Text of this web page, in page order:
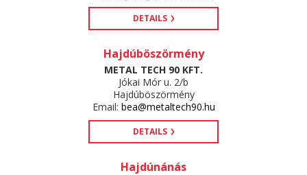
DETAILS
Hajdúböszörmény
METAL TECH 90 KFT.
Jókai Mór u. 2/b
Hajdúböszörmény
Email: bea@metaltech90.hu
DETAILS
Hajdúnánás